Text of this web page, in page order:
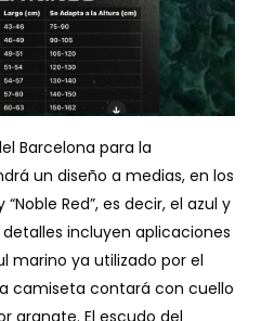
Barcelona para la
un diseño a medias, en los
“Noble Red”, es decir, el azul y
incluyen aplicaciones
marino ya utilizado por el
camiseta contará con cuello
granate. El escudo del